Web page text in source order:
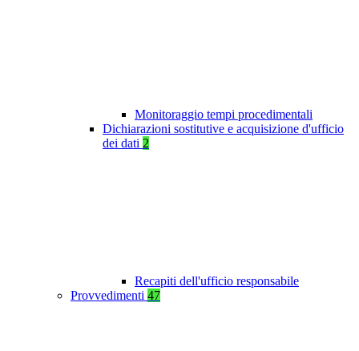
Monitoraggio tempi procedimentali
Dichiarazioni sostitutive e acquisizione d'ufficio
dei dati 2
Recapiti dell'ufficio responsabile
Provvedimenti 47